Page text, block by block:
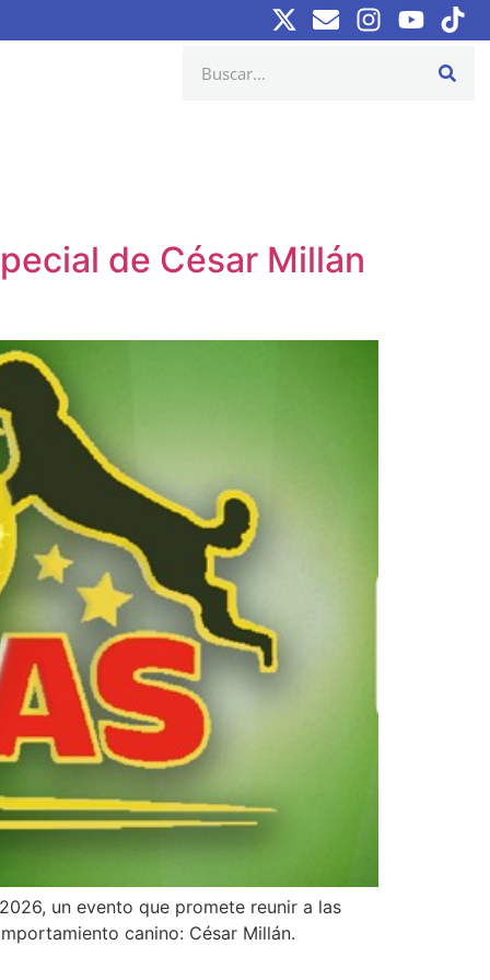
de César Millán
un evento que promete reunir a las
canino: César Millán.